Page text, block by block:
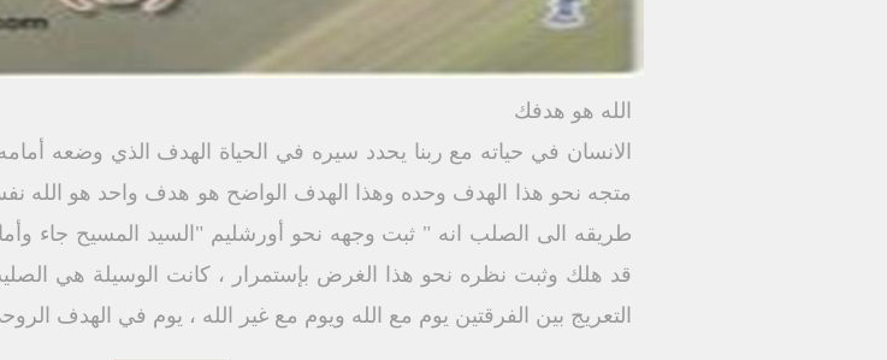
الله هو هدفك
الانسان في حياته مع ربنا يحدد سيره في الحياة الهدف الذي وضعه
متجه نحو هذا الهدف وحده وهذا الهدف الواضح هو هدف واحد هو الله
طريقه الى الصلب انه " ثبت وجهه نحو أورشليم "السيد المسيح جاء
قد هلك وثبت نظره نحو هذا الغرض بإستمرار ، كانت الوسيلة هي
التعريج بين الفرقتين يوم مع الله ويوم مع غير الله ، يوم في الهدف